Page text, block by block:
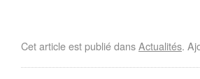
Cet article est publié dansActualités.